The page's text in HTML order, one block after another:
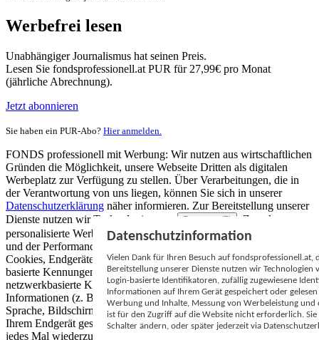
Werbefrei lesen
Unabhängiger Journalismus hat seinen Preis.
Lesen Sie fondsprofessionell.at PUR für 27,99€ pro Monat
(jährliche Abrechnung).
Jetzt abonnieren
Sie haben ein PUR-Abo? Hier anmelden.
FONDS professionell mit Werbung: Wir nutzen aus wirtschaftlichen
Gründen die Möglichkeit, unsere Webseite Dritten als digitalen
Werbeplatz zur Verfügung zu stellen. Über Verarbeitungen, die in
der Verantwortung von uns liegen, können Sie sich in unserer
Datenschutzerklärung näher informieren. Zur Bereitstellung unserer
Dienste nutzen wir Technologien von
Partnern (5)
. Zwecke:
personalisierte Werbung und Inhalte, Messung von Werbeleistung
und der Performance von Inhalten sowie Zielgruppenforschung.
Cookies, Endgeräte- oder ähnliche Online-Kennungen (z. B. login-
basierte Kennungen, zufällig generierte Kennungen,
netzwerkbasierte Kennungen) können zusammen mit anderen
Informationen (z. B. Browsertyp und Browserinformationen,
Sprache, Bildschirmgröße, unterstützte Technologien usw.) auf
Ihrem Endgerät gespeichert oder von dort ausgelesen werden, um es
jedes Mal wiederzuerkennen, wenn es eine App oder einer Webseite
Datenschutzinformation
Vielen Dank für Ihren Besuch auf
Bereitstellung unserer Dienste nutzen wir Technologien
Login-basierte Identifikatoren, zufällig zugewiesene
Informationen auf Ihrem Gerät gespeichert oder
Werbung und Inhalte, Messung von Werbeleistung
ist für den Zugriff auf die Website nicht erforderlich.
Schalter ändern, oder später jederzeit via